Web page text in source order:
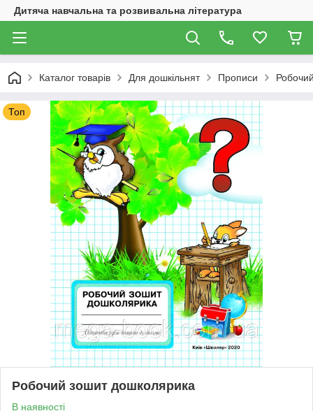
Дитяча навчальна та розвивальна література
Каталог товарів Для дошкільнят Прописи
Топ
Робочий зошит дошколярика
В наявності